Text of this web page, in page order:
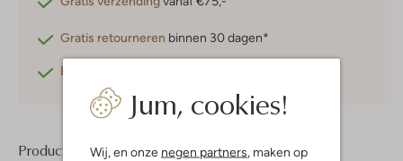
Jum, cookies!
Wij, en onze negen partners , maken op
Gratis retourneren binnen 30 dagen*
Betaal achteraf
Product informatie